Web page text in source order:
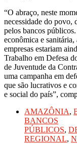
“O abraço, neste
necessidade do povo,
pelos bancos
econômica e sanitária,
empresas estariam
Trabalho em Defesa
de Juventude da
uma campanha em
que são lucrativos e
e social do país”,
AMAZÔNIA,
BANCOS
PÚBLICOS,
REGIONAL,